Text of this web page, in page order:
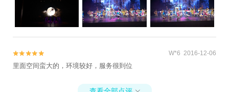

 W*6 2016-12-06
里面空间蛮大的，环境较好，服务很到位